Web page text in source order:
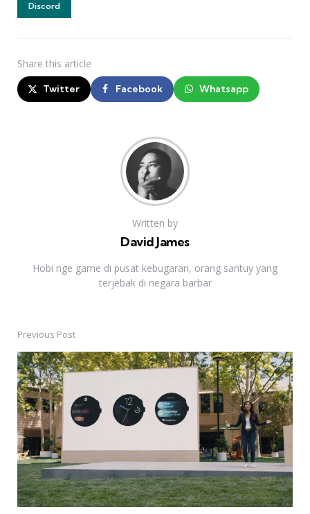
Discord
Share this article
Twitter Facebook Whatsapp
Written by
David James
Hobi nge game di pusat kebugaran, orang santuy yang
terjebak di negara barbar
Post
navigation
Previous Post